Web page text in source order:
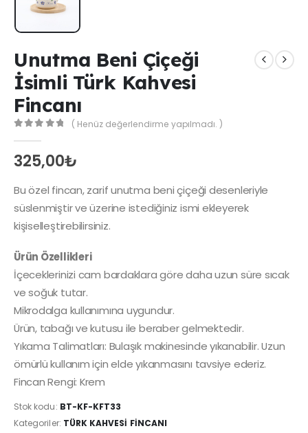
Unutma Beni Çiçeği
İsimli Türk Kahvesi
Fincanı
( Henüz değerlendirme yapılmadı. )
325,00₺
Bu özel fincan, zarif unutma beni çiçeği desenleriyle
süslenmiştir ve üzerine istediğiniz ismi ekleyerek
kişiselleştirebilirsiniz.
Ürün Özellikleri
İçeceklerinizi cam bardaklara göre daha uzun süre sıcak
ve soğuk tutar.
Mikrodalga kullanımına uygundur.
Ürün, tabağı ve kutusu ile beraber gelmektedir.
Yıkama Talimatları: Bulaşık makinesinde yıkanabilir. Uzun
ömürlü kullanım için elde yıkanmasını tavsiye ederiz.
Fincan Rengi: Krem
Stok kodu: BT-KF-KFT33
Kategoriler: TÜRK KAHVESI FINCANI